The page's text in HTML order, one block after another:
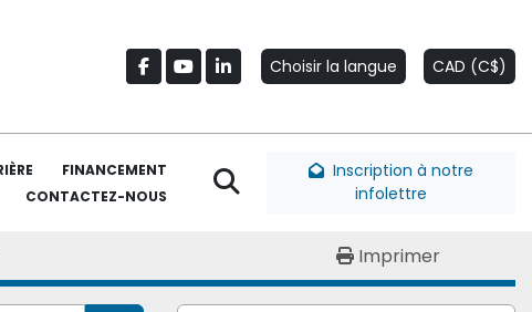
facebook
youtubelinkedinChoisir la langue CAD (C$)
FINANCEMENT
CONTACTEZ-NOUS
RechercherInscription à notre
infolettre
Imprimer